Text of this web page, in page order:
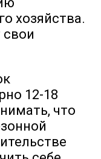
хозяйства.
12-18
что